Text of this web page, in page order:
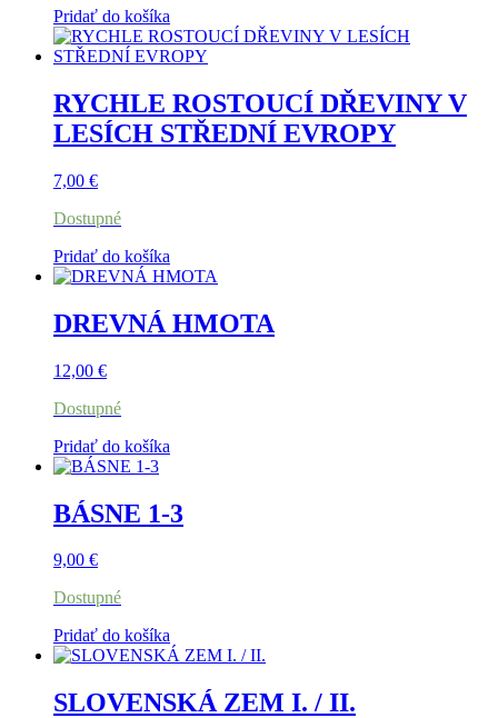
Pridať do košíka
RYCHLE ROSTOUCÍ DŘEVINY V
LESÍCH STŘEDNÍ EVROPY
7,00 €
Dostupné
Pridať do košíka
DREVNÁ HMOTA
12,00 €
Dostupné
Pridať do košíka
BÁSNE 1-3
9,00 €
Dostupné
Pridať do košíka
SLOVENSKÁ ZEM I. / II.